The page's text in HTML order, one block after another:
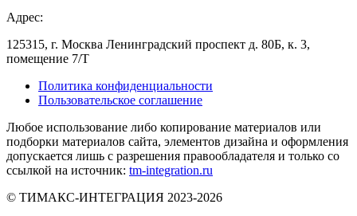
Адрес:
125315, г. Москва Ленинградский проспект д. 80Б, к. 3,
помещение 7/Т
Политика конфиденциальности
Пользовательское соглашение
Любое использование либо копирование материалов или
подборки материалов сайта, элементов дизайна и оформления
допускается лишь с разрешения правообладателя и только со
ссылкой на источник: tm-integration.ru
© ТИМАКС-ИНТЕГРАЦИЯ 2023-2026